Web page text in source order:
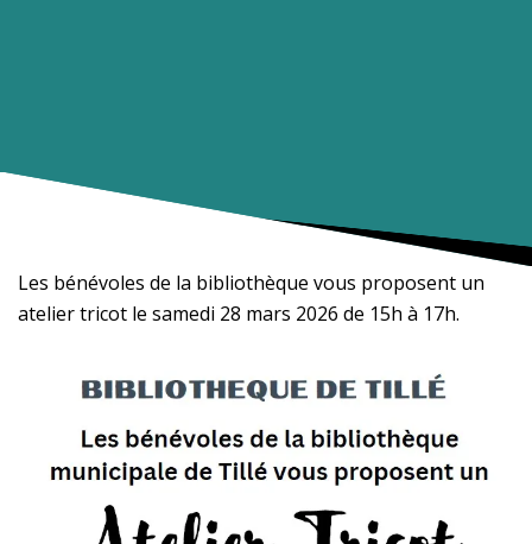
Les bénévoles de la bibliothèque vous proposent un
atelier tricot le samedi 28 mars 2026 de 15h à 17h.